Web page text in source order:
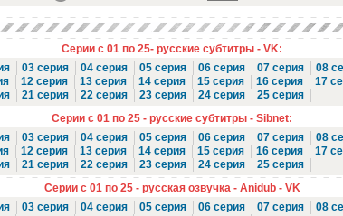
Серии с 01 по 25- русские субтитры - VK:
03 серия 04 серия 05 серия 06 серия 07 серия 08
12 серия 13 серия 14 серия 15 серия 16 серия 17
21 серия 22 серия 23 серия 24 серия
25 серия
Серии с 01 по 25 - русские субтитры - Sibnet:
03 серия 04 серия 05 серия 06 серия 07 серия 08
12 серия 13 серия 14 серия 15 серия 16 серия 17
21 серия 22 серия 23 серия 24 серия
25 серия
Серии с 01 по 25 - русская озвучка - Anidub - VK
03 серия 04 серия 05 серия 06 серия 07 серия 08